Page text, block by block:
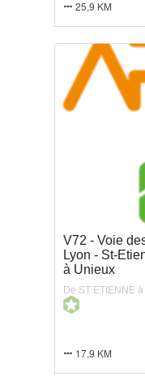
 25,9 KM
V72 - Voie
Lyon - St-
à Unieux
De ST ETIENNE
 17,9 KM